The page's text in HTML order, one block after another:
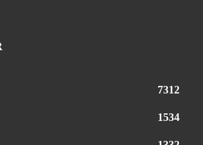
7312
1534